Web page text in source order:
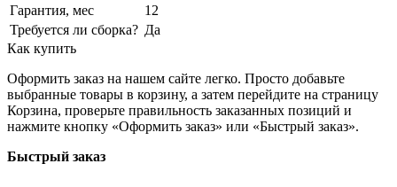
Гарантия, мес
12
Требуется ли сборка? Да
Как купить
Оформить заказ на нашем сайте легко. Просто добавьте
выбранные товары в корзину, а затем перейдите на страницу
Корзина, проверьте правильность заказанных позиций и
нажмите кнопку «Оформить заказ» или «Быстрый заказ».
Быстрый заказ